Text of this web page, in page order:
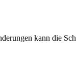
kann die